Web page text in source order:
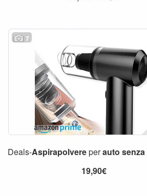
7
Deals-Aspirapolvereperauto senza
19,90€